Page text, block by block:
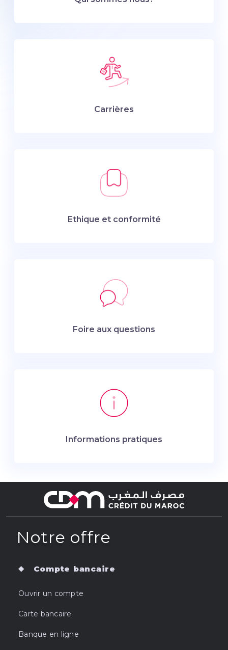
Carrières
Ethique et conformité
Foire aux questions
Informations pratiques
Notre offre
Compte bancaire
Ouvrir un compte
Carte bancaire
Banque en ligne